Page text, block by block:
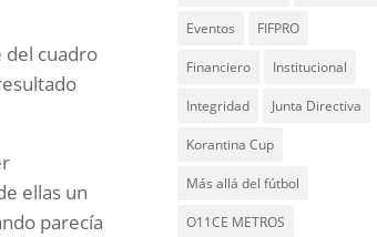
del cuadro
ellas un
parecía
Eventos FIFPRO
Financiero Institucional
Integridad Junta Directiva
Korantina Cup
Más allá del fútbol
O11CE METROS